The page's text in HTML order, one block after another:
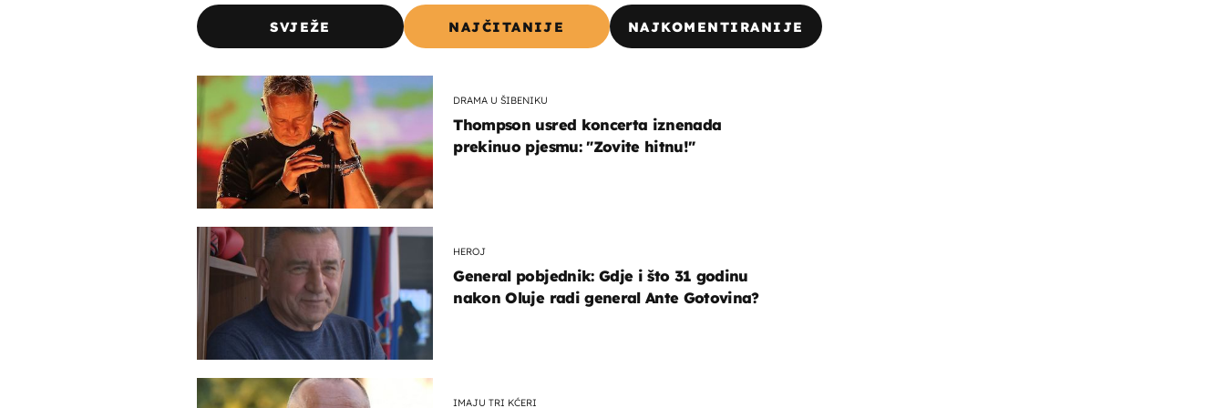
SVJEŽE NAJČITANIJE NAJKOMENTIRANIJE
DRAMA U ŠIBENIKU
Thompson usred koncerta iznenada
prekinuo pjesmu: "Zovite hitnu!"
HEROJ
General pobjednik: Gdje i što 31 godinu
nakon Oluje radi general Ante Gotovina?
IMAJU TRI KĆERI